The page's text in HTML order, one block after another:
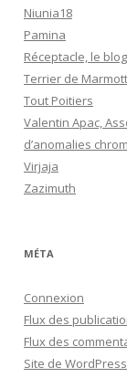
Niunia18
Pamina
Réceptacle, le
Terrier de
Tout Poitiers
Valentin Apac,
d’anomalies
Virjaja
Zazimuth
MÉTA
Connexion
Flux des
Flux des
Site de